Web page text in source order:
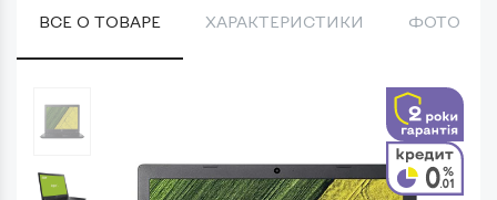
ВСЕ О ТОВАРЕ ХАРАКТЕРИСТИКИ ФОТО